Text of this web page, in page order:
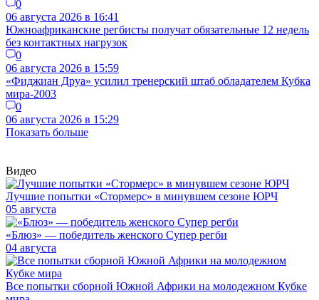
0
06 августа 2026 в 16:41
Южноафриканские регбисты получат обязательные 12 недель
без контактных нагрузок
0
06 августа 2026 в 15:59
«Фиджиан Друа» усилил тренерский штаб обладателем Кубка
мира-2003
0
06 августа 2026 в 15:29
Показать больше
Видео
Лучшие попытки «Стормерс» в минувшем сезоне ЮРЧ
05 августа
«Блюз» — победитель женского Супер регби
04 августа
Все попытки сборной Южной Африки на молодежном Кубке